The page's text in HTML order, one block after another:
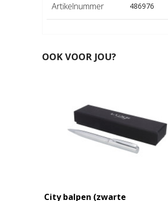
Artikelnummer 486976
OOK VOOR JOU?
City balpen (zwarte